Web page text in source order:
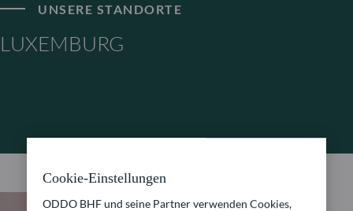
UNSERE STANDORTE
LUXEMBURG
Cookie-Einstellungen
ODDO BHF und seine Partner verwenden Cookies,